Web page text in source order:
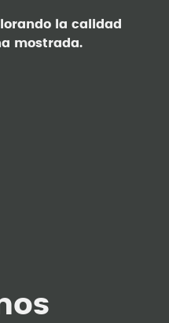
la calidad
mostrada.